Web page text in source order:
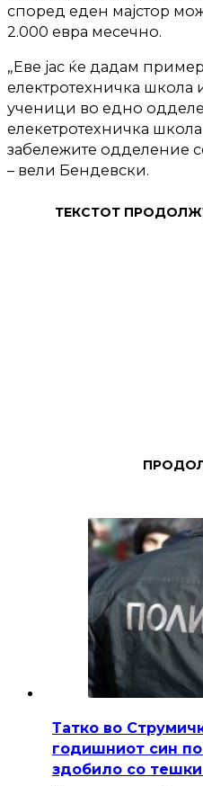
според еден мајстор
2.000 евра месечно.
„Еве јас ќе дадам
електротехничка школа
ученици во едно
елекетротехничка
забележите одделение
– вели Бендевски.
ТЕКСТОТ
Татко во
годишниот син
здобило со